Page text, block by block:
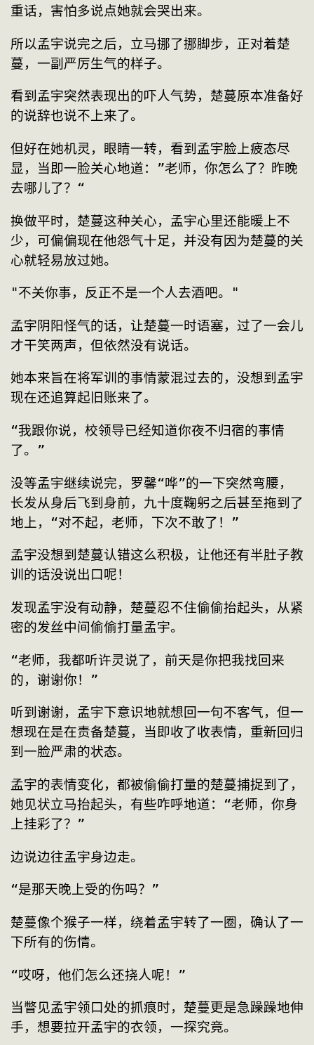
重话，害怕多说点她就会哭出来。
所以孟宇说完之后，立马挪了挪脚步，正对着楚
蔓，一副严厉生气的样子。
看到孟宇突然表现出的吓人气势，楚蔓原本准备好
的说辞也说不上来了。
但好在她机灵，眼睛一转，看到孟宇脸上疲态尽
显，当即一脸关心地道：”老师，你怎么了？昨晚
去哪儿了？“
换做平时，楚蔓这种关心，孟宇心里还能暖上不
少，可偏偏现在他怨气十足，并没有因为楚蔓的关
心就轻易放过她。
"不关你事，反正不是一个人去酒吧。"
孟宇阴阳怪气的话，让楚蔓一时语塞，过了一会儿
才干笑两声，但依然没有说话。
她本来旨在将军训的事情蒙混过去的，没想到孟宇
现在还追算起旧账来了。
“我跟你说，校领导已经知道你夜不归宿的事情
了。”
没等孟宇继续说完，罗馨“哗”的一下突然弯腰，
长发从身后飞到身前，九十度鞠躬之后甚至拖到了
地上，“对不起，老师，下次不敢了！”
孟宇没想到楚蔓认错这么积极，让他还有半肚子教
训的话没说出口呢！
发现孟宇没有动静，楚蔓忍不住偷偷抬起头，从紧
密的发丝中间偷偷打量孟宇。
“老师，我都听许灵说了，前天是你把我找回来
的，谢谢你！”
听到谢谢，孟宇下意识地就想回一句不客气，但一
想现在是在责备楚蔓，当即收了收表情，重新回归
到一脸严肃的状态。
孟宇的表情变化，都被偷偷打量的楚蔓捕捉到了，
她见状立马抬起头，有些咋呼地道：“老师，你身
上挂彩了？”
边说边往孟宇身边走。
“是那天晚上受的伤吗？”
楚蔓像个猴子一样，绕着孟宇转了一圈，确认了一
下所有的伤情。
“哎呀，他们怎么还挠人呢！”
当瞥见孟宇领口处的抓痕时，楚蔓更是急躁躁地伸
手，想要拉开孟宇的衣领，一探究竟。